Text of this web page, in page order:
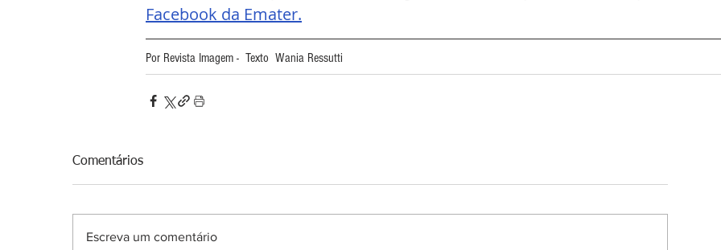
Facebook da Emater.
Por Revista Imagem -  Texto  Wania Ressutti
Comentários
Escreva um comentário